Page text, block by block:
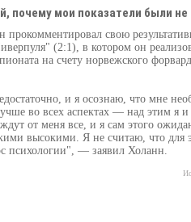
почему мои показатели были
свою
(2:1), в котором он
на счету норвежского
и я осознаю, что мне
во всех аспектах — над этим я
от меня все, и я сам этого
высокими. Я не считаю, что для
психологии", — заявил Холанн.